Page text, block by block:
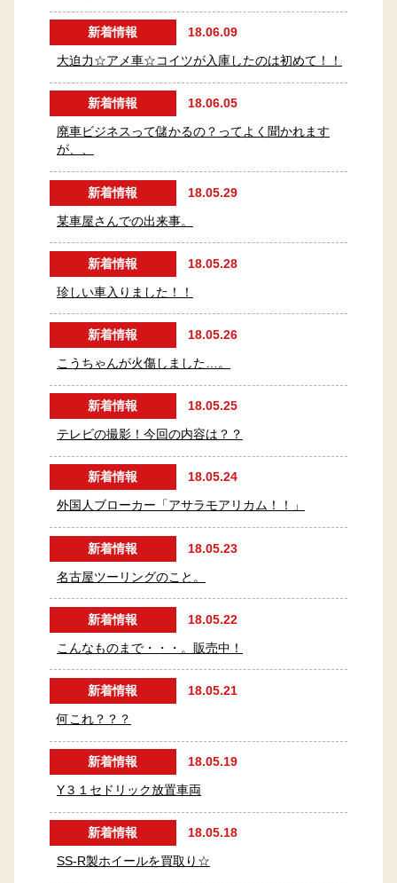
新着情報 18.06.09
大迫力☆アメ車☆コイツが入庫したのは初めて！！
新着情報 18.06.05
廃車ビジネスって儲かるの？ってよく聞かれます
が、、
新着情報 18.05.29
某車屋さんでの出来事。
新着情報 18.05.28
珍しい車入りました！！
新着情報 18.05.26
こうちゃんが火傷しました…。
新着情報 18.05.25
テレビの撮影！今回の内容は？？
新着情報 18.05.24
外国人ブローカー「アサラモアリカム！！」
新着情報 18.05.23
名古屋ツーリングのこと。
新着情報 18.05.22
こんなものまで・・・。販売中！
新着情報 18.05.21
何これ？？？
新着情報 18.05.19
Y３１セドリック放置車両
新着情報 18.05.18
SS-R製ホイールを買取り☆